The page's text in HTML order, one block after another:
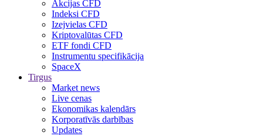
Akcijas CFD
Indeksi CFD
Izejvielas CFD
Kriptovalūtas CFD
ETF fondi CFD
Instrumentu specifikācija
SpaceX
Tirgus
Market news
Live cenas
Ekonomikas kalendārs
Korporatīvās darbības
Updates